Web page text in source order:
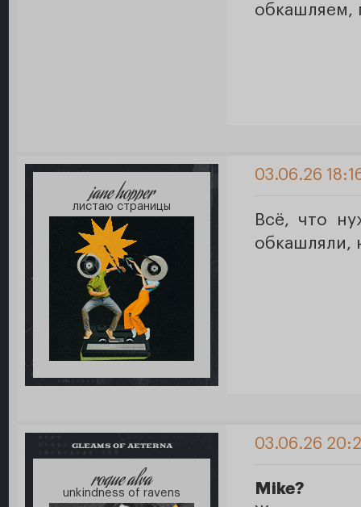
обкашляем,
jane hopper
листаю страницы
03.06.26
Всё, что
обкашляли,
GLEAMS OF AETERNA
roque alva
unkindness of ravens
03.06.26
Mike?